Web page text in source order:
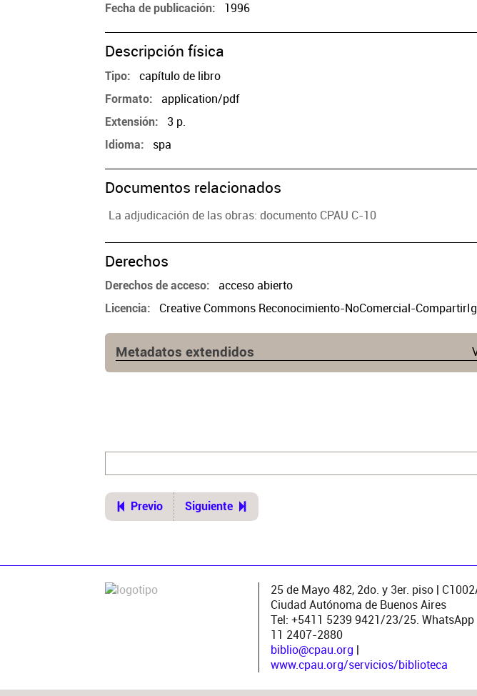
Fecha de publicación 1996
Descripción física
Tipo capítulo de libro
Formato application/pdf
Extensión 3 p.
Idioma spa
Documentos relacionados
La adjudicación de las obras: documento CPAU C-10
Derechos
Derechos de acceso acceso abierto
Licencia Creative Commons Reconocimiento-NoComercial-
Metadatos extendidos
ui=1&recno=30267&id=CPAU.1.30267
Previo Siguiente
25 de Mayo 482, 2do. y 3er. piso |
Ciudad Autónoma de Buenos Aires
Tel: +5411 5239 9421/23/25. WhatsApp
11 2407-2880
biblio@cpau.org |
www.cpau.org/servicios/biblioteca